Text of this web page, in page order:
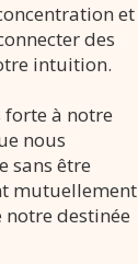
et
des
intuition.
forte à notre
nous
sans être
mutuellement
destinée